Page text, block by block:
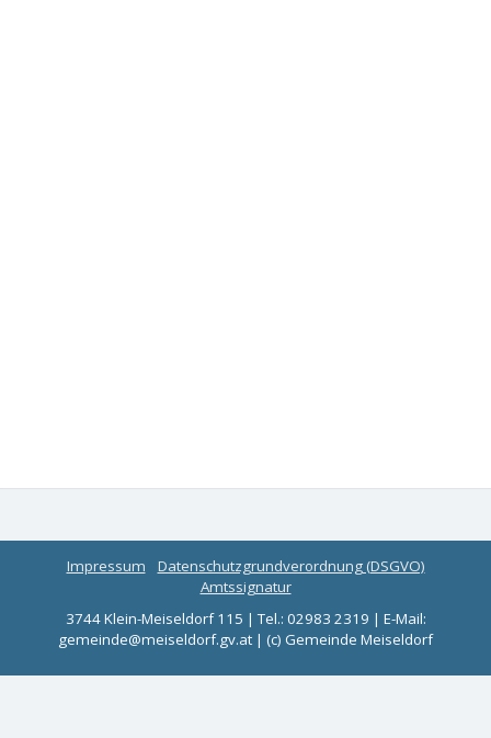
Impressum
Datenschutzgrundverordnung (DSGVO)
Amtssignatur
3744 Klein-Meiseldorf 115 | Tel.: 02983 2319 | E-Mail:
gemeinde@meiseldorf.gv.at | (c) Gemeinde Meiseldorf